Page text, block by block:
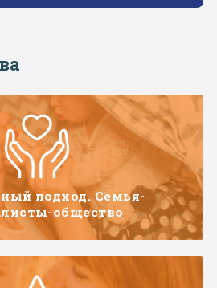
подход. Семья-
общество